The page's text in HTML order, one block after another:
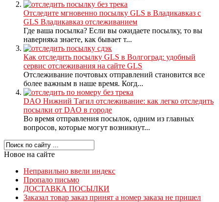
Отследите мгновенно посылку GLS в Владикавказ с
GLS Владикавказ отслеживанием
Где ваша посылка? Если вы ожидаете посылку, то вы
наверняка знаете, как бывает т...
Как отследить посылку GLS в Волгоград: удобный
сервис отслеживания на сайте GLS
Отслеживание почтовых отправлений становится все
более важным в наше время. Когд...
DAO Нижний Тагил отслеживание: как легко отследить
посылки от DAO в городе
Во время отправления посылок, одним из главных
вопросов, которые могут возникнут...
Новое на сайте
Неправильно ввели индекс
Пропало письмо
ДОСТАВКА ПОСЫЛКИ
Заказал товар заказ принят а номер заказа не пришел